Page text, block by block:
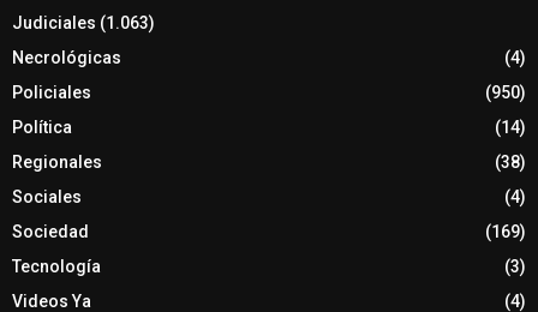
Judiciales (1.063)
Necrológicas
(4)
Policiales
(950)
Política
(14)
Regionales
(38)
Sociales
(4)
Sociedad
(169)
Tecnología
(3)
Videos Ya
(4)